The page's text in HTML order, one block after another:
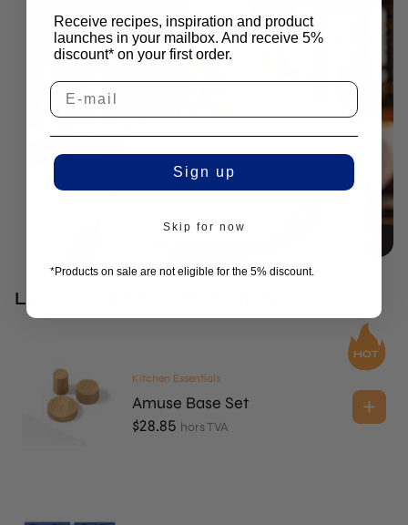
Les chefs l'associent souvent à
Kitchen Essentials
Amuse Base Set
$28.85 hors TVA
Receive recipes, inspiration and product
launches in your mailbox. And receive 5%
discount* on your first order.
Sign up
Skip for now
*Products on sale are not eligible for the 5% discount.